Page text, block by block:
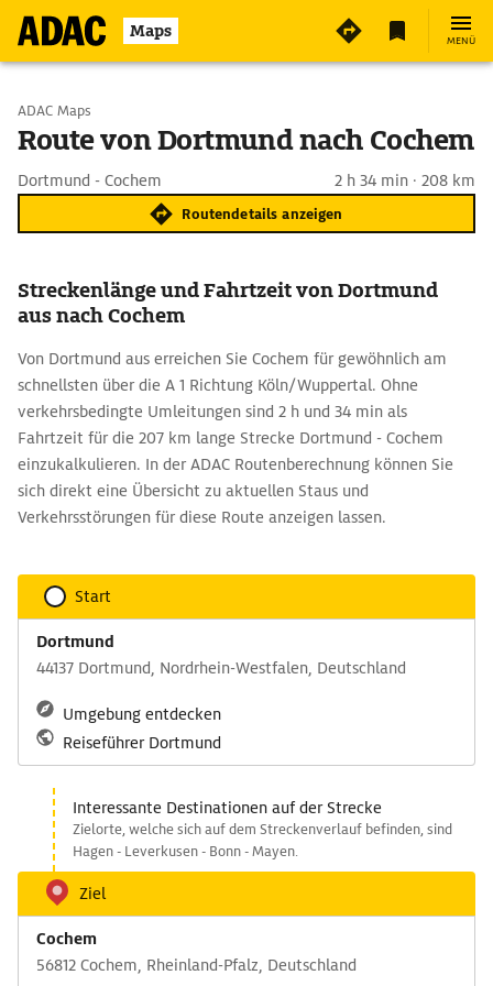
Maps MENÜ
Start wählen
ADAC Maps
Route von Dortmund nach Cochem
Dortmund - Cochem 2 h 34 min · 208 km
Routendetails anzeigen
Streckenlänge und Fahrtzeit von Dortmund
aus nach Cochem
Von Dortmund aus erreichen Sie Cochem für gewöhnlich am
schnellsten über die A 1 Richtung Köln/Wuppertal. Ohne
verkehrsbedingte Umleitungen sind 2 h und 34 min als
Fahrtzeit für die 207 km lange Strecke Dortmund - Cochem
einzukalkulieren. In der ADAC Routenberechnung können Sie
sich direkt eine Übersicht zu aktuellen Staus und
Verkehrsstörungen für diese Route anzeigen lassen.
Start
Dortmund
44137 Dortmund, Nordrhein-Westfalen, Deutschland
Umgebung entdecken
Reiseführer Dortmund
Interessante Destinationen auf der Strecke
Zielorte, welche sich auf dem Streckenverlauf befinden, sind
Hagen - Leverkusen - Bonn - Mayen.
Ziel
Cochem
56812 Cochem, Rheinland-Pfalz, Deutschland